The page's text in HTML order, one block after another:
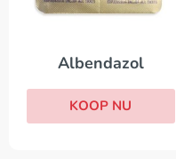
Albendazol
KOOP NU